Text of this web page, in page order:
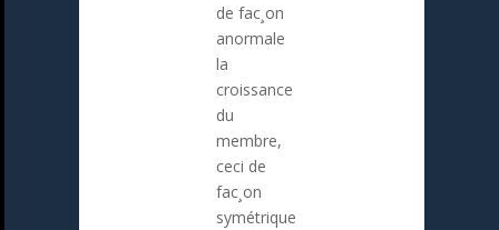
de fac¸on
anormale
la
croissance
du
membre,
ceci de
fac¸on
symétrique